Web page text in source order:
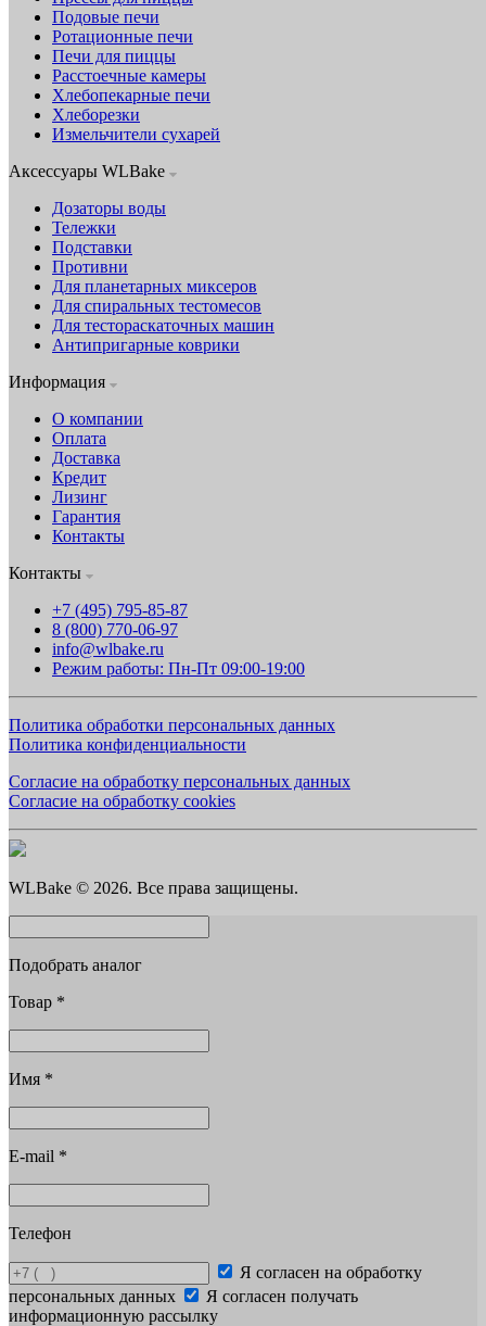
Подовые печи
Ротационные печи
Печи для пиццы
Расстоечные камеры
Хлебопекарные печи
Хлеборезки
Измельчители сухарей
Аксессуары WLBake
Дозаторы воды
Тележки
Подставки
Противни
Для планетарных миксеров
Для спиральных тестомесов
Для тестораскаточных машин
Антипригарные коврики
Информация
О компании
Оплата
Доставка
Кредит
Лизинг
Гарантия
Контакты
Контакты
+7 (495) 795-85-87
8 (800) 770-06-97
info@wlbake.ru
Режим работы: Пн-Пт 09:00-19:00
Политика обработки персональных данных
Политика конфиденциальности
Согласие на обработку персональных данных
Согласие на обработку cookies
WLBake © 2026. Все права защищены.
Подобрать аналог
Товар *
Имя *
E-mail *
Телефон
Я согласен на обработку
персональных данных
Я согласен получать
информационную рассылку